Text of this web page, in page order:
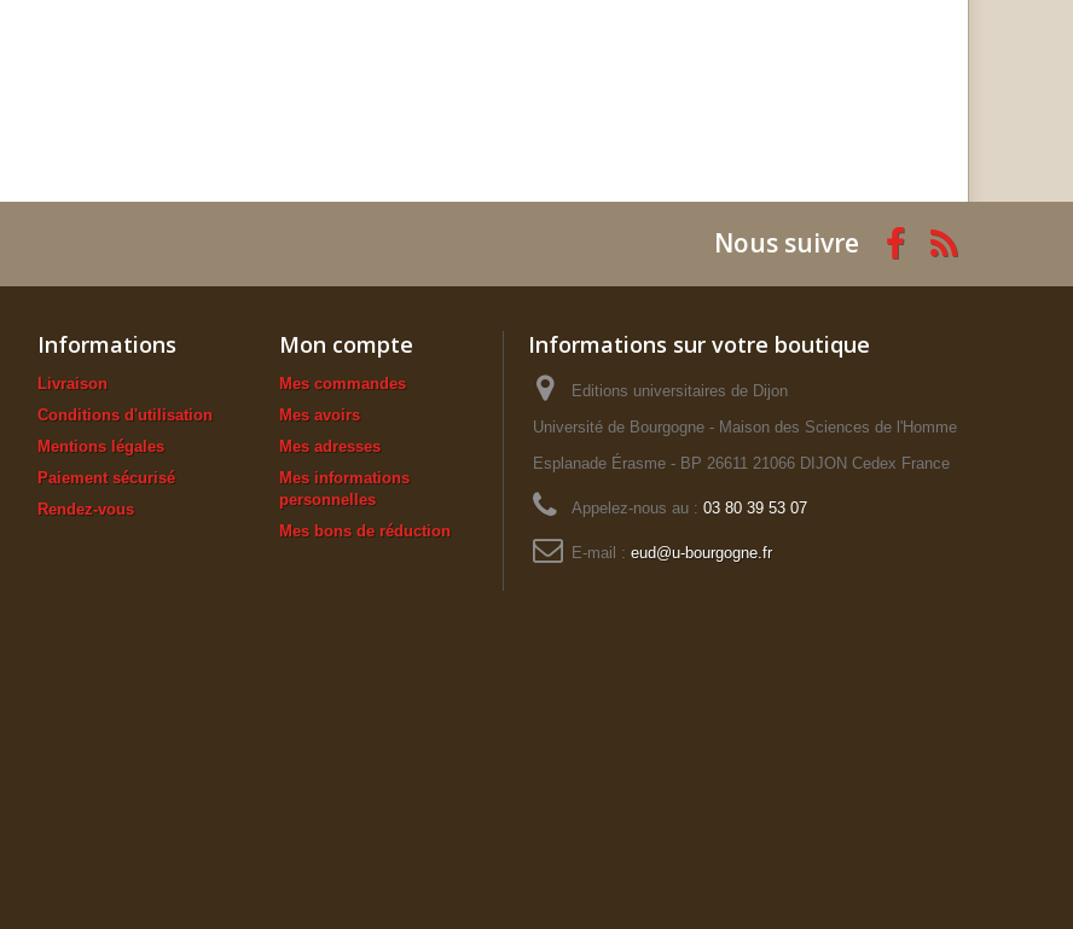
Nous suivre
Informations
Livraison
Conditions d'utilisation
Mentions légales
Paiement sécurisé
Rendez-vous
Mon compte
Mes commandes
Mes avoirs
Mes adresses
Mes informations
personnelles
Mes bons de réduction
Informations sur votre boutique
Editions universitaires de Dijon
Université de Bourgogne - Maison des Sciences de l'Homme
Esplanade Érasme - BP 26611 21066 DIJON Cedex France
Appelez-nous au : 03 80 39 53 07
E-mail : eud@u-bourgogne.fr